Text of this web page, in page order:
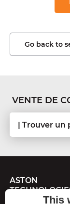
Go back to
VENTE DE
ASTON
This